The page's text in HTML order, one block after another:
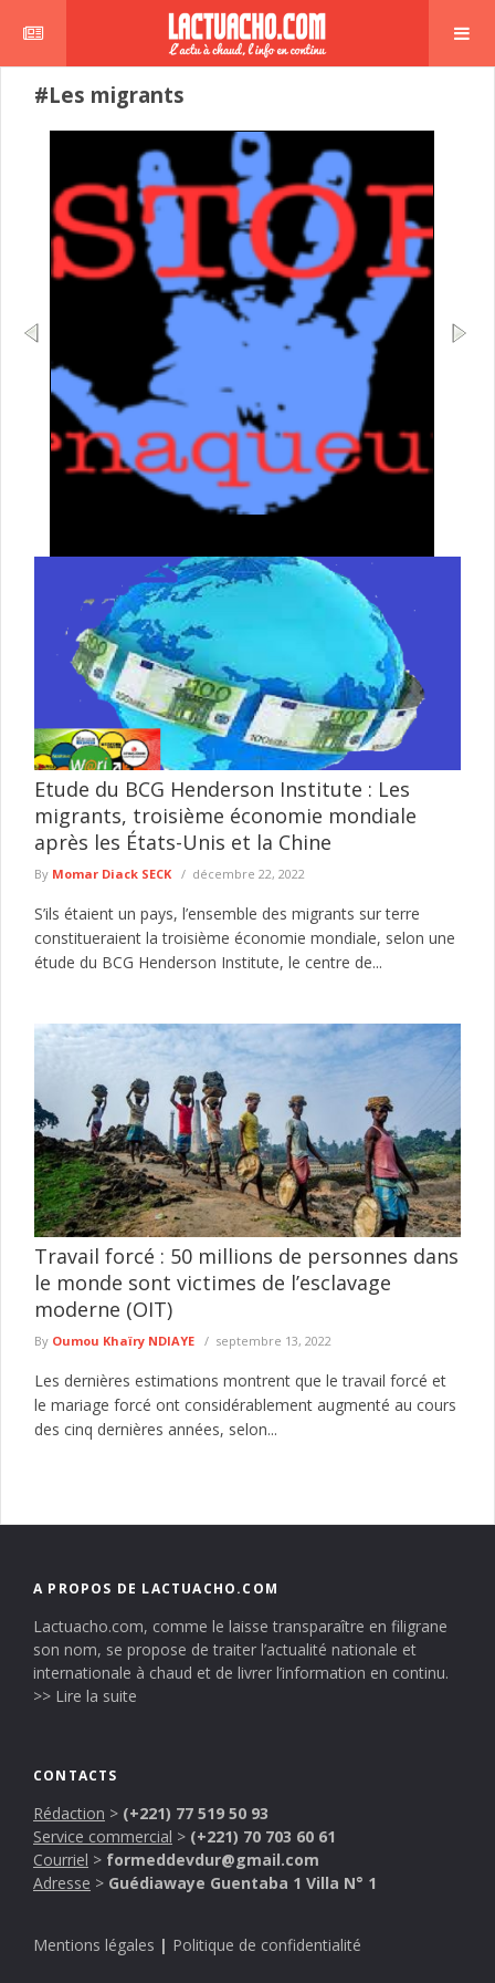
#Les migrants
La Police nationale met en garde les usagers de la route contre
une nouvelle campagne d’escroquerie menée à travers l’envoi
lire plus
Etude du BCG Henderson Institute : Les
migrants, troisième économie mondiale
après les États-Unis et la Chine
By Momar Diack SECK décembre 22, 2022
S’ils étaient un pays, l’ensemble des migrants sur terre
constitueraient la troisième économie mondiale, selon une
étude du BCG Henderson Institute, le centre de...
Travail forcé : 50 millions de personnes dans
le monde sont victimes de l’esclavage
moderne (OIT)
By Oumou Khaïry NDIAYE septembre 13, 2022
Les dernières estimations montrent que le travail forcé et
le mariage forcé ont considérablement augmenté au cours
des cinq dernières années, selon...
A PROPOS DE LACTUACHO.COM
Lactuacho.com, comme le laisse transparaître en filigrane
son nom, se propose de traiter l’actualité nationale et
internationale à chaud et de livrer l’information en continu.
>> Lire la suite
CONTACTS
Rédaction > (+221) 77 519 50 93
Service commercial > (+221) 70 703 60 61
Courriel > formeddevdur@gmail.com
Adresse > Guédiawaye Guentaba 1 Villa N° 1
Mentions légales | Politique de confidentialité